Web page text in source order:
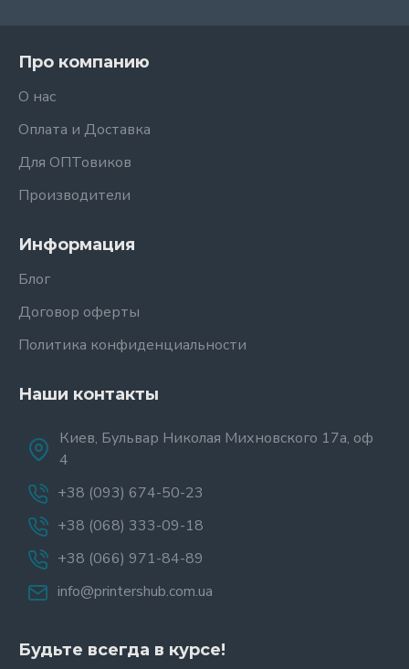
Про компанию
О нас
Оплата и Доставка
Для ОПТовиков
Производители
Информация
Блог
Договор оферты
Политика конфиденциальности
Наши контакты
Киев, Бульвар Николая Михновского 17а, оф
4
+38 (093) 674-50-23
+38 (068) 333-09-18
+38 (066) 971-84-89
info@printershub.com.ua
Будьте всегда в курсе!